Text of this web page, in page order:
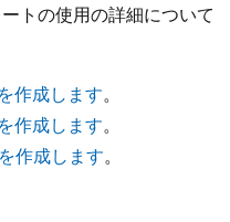
トの使用の詳細について
作成します。
作成します。
作成します。